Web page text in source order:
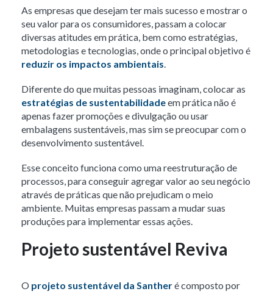
As empresas que desejam ter mais sucesso e mostrar o
seu valor para os consumidores, passam a colocar
diversas atitudes em prática, bem como estratégias,
metodologias e tecnologias, onde o principal objetivo é
reduzir os impactos ambientais.
Diferente do que muitas pessoas imaginam, colocar as
estratégias de sustentabilidadeem prática não é
apenas fazer promoções e divulgação ou usar
embalagens sustentáveis, mas sim se preocupar com o
desenvolvimento sustentável.
Esse conceito funciona como uma reestruturação de
processos, para conseguir agregar valor ao seu negócio
através de práticas que não prejudicam o meio
ambiente. Muitas empresas passam a mudar suas
produções para implementar essas ações.
Projeto sustentável Reviva
O projeto sustentável da Santheré composto por